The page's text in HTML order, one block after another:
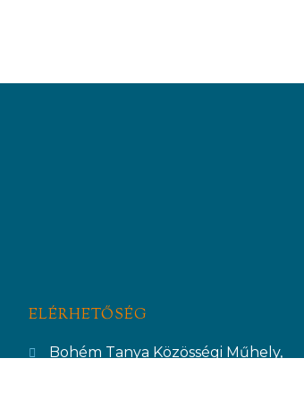
ELÉRHETŐSÉG
Bohém Tanya Közösségi Műhely,